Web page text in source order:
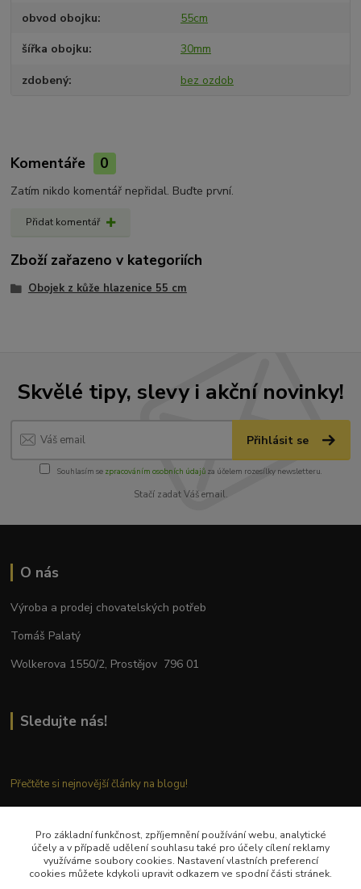
obvod obojku 55cm
šířka obojku 30mm
zdobený bez ozdob
Komentáře 0
Zatím nikdo komentář nepřidal. Buďte první.
Přidat komentář
Zboží zařazeno v kategoriích
Obojek z kůže hlazenice 55 cm
Skvělé tipy, slevy i akční novinky!
Přihlásit se
Souhlasím se zpracováním osobních údajůza účelem rozesílky newsletteru.
Stačí zadat Váš email.
O nás
Výroba a prodej chovatelských potřeb
Tomáš Palatý
Wolkerova 1550/2, Prostějov 796 01
Sledujte nás!
Přečtěte si nejnovější články na blogu!
Kontaktujte nás
Tel.: + 420 777 282 683
Pro základní funkčnost, zpříjemnění používání webu, analytické
účely a v případě udělení souhlasu také pro účely cílení reklamy
využíváme soubory cookies. Nastavení vlastních preferencí
cookies můžete kdykoli upravit odkazem ve spodní části stránek.